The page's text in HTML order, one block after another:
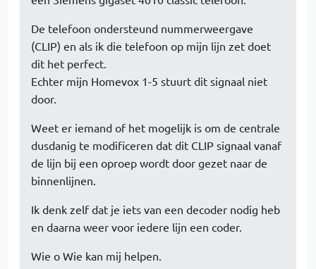
De telefoon ondersteund nummerweergave
(CLIP) en als ik die telefoon op mijn lijn zet doet
dit het perfect.
Echter mijn Homevox 1-5 stuurt dit signaal niet
door.
Weet er iemand of het mogelijk is om de centrale
dusdanig te modificeren dat dit CLIP signaal vanaf
de lijn bij een oproep wordt door gezet naar de
binnenlijnen.
Ik denk zelf dat je iets van een decoder nodig heb
en daarna weer voor iedere lijn een coder.
Wie o Wie kan mij helpen.